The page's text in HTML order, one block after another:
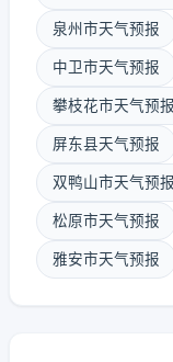
泉州市天气预报
中卫市天气预报
攀枝花市天气预报
屏东县天气预报
双鸭山市天气预报
松原市天气预报
雅安市天气预报